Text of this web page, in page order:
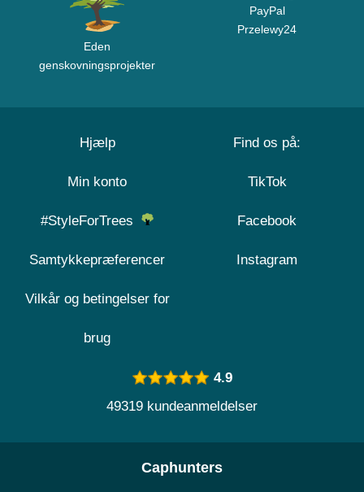
Eden
genskovningsprojekter
PayPal
Przelewy24
Hjælp
Min konto
#StyleForTrees
Samtykkepræferencer
Vilkår og betingelser for
brug
Find os på:
TikTok
Facebook
Instagram
4.9
49319 kundeanmeldelser
Caphunters